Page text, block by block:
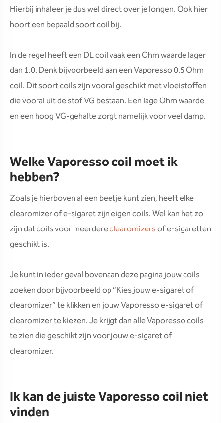
Hierbij inhaleer je dus wel direct over je longen. Ook hier
hoort een bepaald soort coil bij.
In de regel heeft een DL coil vaak een Ohm waarde lager
dan 1.0. Denk bijvoorbeeld aan een Vaporesso 0.5 Ohm
coil. Dit soort coils zijn vooral geschikt met vloeistoffen
die vooral uit de stof VG bestaan. Een lage Ohm waarde
en een hoog VG-gehalte zorgt namelijk voor veel damp.
Welke Vaporesso coil moet ik
hebben?
Zoals je hierboven al een beetje kunt zien, heeft elke
clearomizer of e-sigaret zijn eigen coils. Wel kan het zo
zijn dat coils voor meerdereclearomizersof e-sigaretten
geschikt is.
Je kunt in ieder geval bovenaan deze pagina jouw coils
zoeken door bijvoorbeeld op “Kies jouw e-sigaret of
clearomizer” te klikken en jouw Vaporesso e-sigaret of
clearomizer te kiezen. Je krijgt dan alle Vaporesso coils
te zien die geschikt zijn voor jouw e-sigaret of
clearomizer.
Ik kan de juiste Vaporesso coil niet
vinden